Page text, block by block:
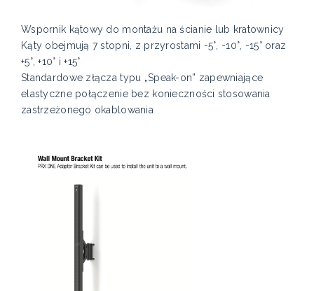
Wspornik kątowy do montażu na ścianie lub kratownicy
Kąty obejmują 7 stopni, z przyrostami -5°, -10°, -15° oraz
+5°, +10° i +15°
Standardowe złącza typu „Speak-on” zapewniające
elastyczne połączenie bez konieczności stosowania
zastrzeżonego okablowania